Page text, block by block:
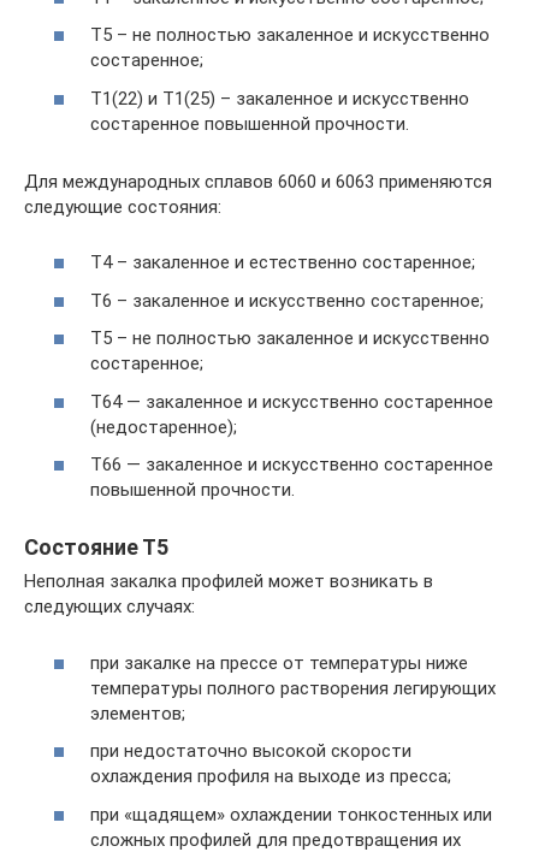
Т5 – не полностью закаленное и искусственно
состаренное;
Т1(22) и Т1(25) – закаленное и искусственно
состаренное повышенной прочности.
Для международных сплавов 6060 и 6063 применяются
следующие состояния:
Т4 – закаленное и естественно состаренное;
Т6 – закаленное и искусственно состаренное;
Т5 – не полностью закаленное и искусственно
состаренное;
Т64 — закаленное и искусственно состаренное
(недостаренное);
Т66 — закаленное и искусственно состаренное
повышенной прочности.
Состояние Т5
Неполная закалка профилей может возникать в
следующих случаях:
при закалке на прессе от температуры ниже
температуры полного растворения легирующих
элементов;
при недостаточно высокой скорости
охлаждения профиля на выходе из пресса;
при «щадящем» охлаждении тонкостенных или
сложных профилей для предотвращения их